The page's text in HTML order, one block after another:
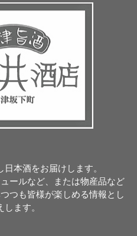
本酒をお届けします。
ールなど、または物産品など
つも皆様が楽しめる情報とし
します。